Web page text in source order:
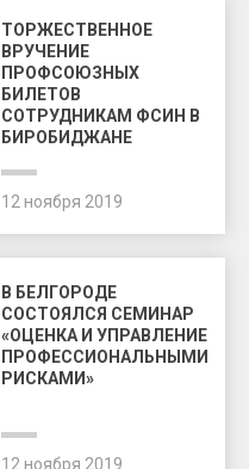
ТОРЖЕСТВЕННОЕ
ВРУЧЕНИЕ
ПРОФСОЮЗНЫХ
БИЛЕТОВ
СОТРУДНИКАМ ФСИН В
БИРОБИДЖАНЕ
12 ноября 2019
В БЕЛГОРОДЕ
СОСТОЯЛСЯ СЕМИНАР
«ОЦЕНКА И УПРАВЛЕНИЕ
ПРОФЕССИОНАЛЬНЫМИ
РИСКАМИ»
12 ноября 2019